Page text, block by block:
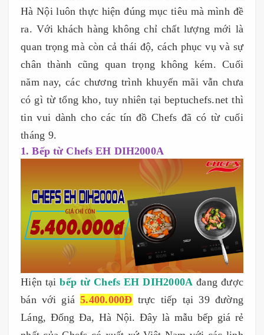
Hà Nội luôn thực hiện đúng mục tiêu mà mình đề
ra. Với khách hàng không chỉ chất lượng mới là
quan trọng mà còn cả thái độ, cách phục vụ và sự
chân thành cũng quan trọng không kém. Cuối
năm nay, các chương trình khuyến mãi vẫn chưa
có gì từ tổng kho, tuy nhiên tại beptuchefs.net thì
tin vui dành cho các tín đồ Chefs đã có từ cuối
tháng 9.
1. Bếp từ Chefs EH DIH2000A
Hiện tạibếp từ Chefs EH DIH2000A đang được
bán với giá5.400.000Đ trực tiếp tại 39 đường
Láng, Đống Đa, Hà Nội. Đây là mẫu bếp giá rẻ